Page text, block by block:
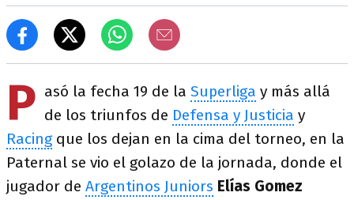
P asó la fecha 19 de la Superliga y más allá
de los triunfos de Defensa y Justicia y
Racingque los dejan en la cima del torneo, en la
Paternal se vio el golazo de la jornada, donde el
jugador de Argentinos Juniors Elías Gomez